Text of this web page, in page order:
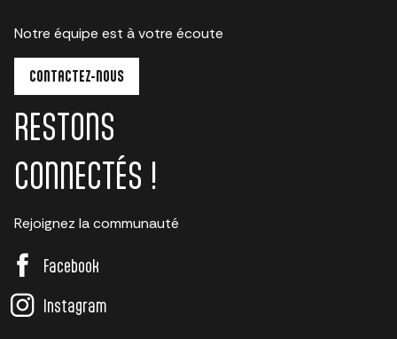
Notre équipe est à votre écoute
CONTACTEZ-NOUS
RESTONS
CONNECTÉS !
Rejoignez la communauté
Facebook
Instagram